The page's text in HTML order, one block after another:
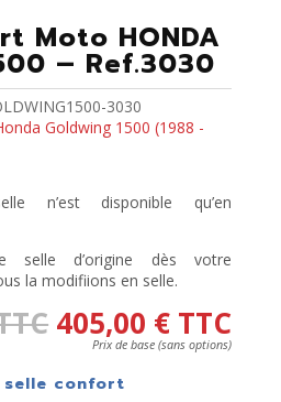
Moto HONDA
– Ref.3030
3030
Goldwing 1500 (1988 -
n’est disponible qu’en
selle d’origine dès votre
la modifiions en selle.
405,00 € TTC
Prix de base (sans options)
confort